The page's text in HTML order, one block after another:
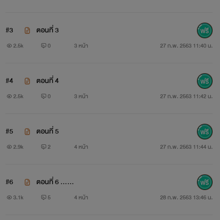
ปอดได้ถนัด
“ขอโทษนะครับ”
เขาขอโทษอีกครั้งก่อนที่แหวกคอเสื้อคลุมออกให้พ้นทาง เพื่อให้
เครื่องฟังเสียงหัวใจได้เข้าไปในเสื้อ
หญิงสาวพยักหน้าน้อย ๆ รู้สึกขนลุกไปทั้งกาย เมื่อโลหะเย็น ๆ
แดงระเรื่อที่พวงแก้ม ยิ่งแต่งแต้มใบหน้าสวยให้ดูอ่อนใสเย้ายวน
#3 ตอนที่ 3
2.5k 0 3 หน้า 27 ก.พ. 2563 11:40 น.
#4 ตอนที่ 4
2.5k 0 3 หน้า 27 ก.พ. 2563 11:42 น.
#5 ตอนที่ 5
2.9k 2 4 หน้า 27 ก.พ. 2563 11:44 น.
#6 ตอนที่ 6 ......
3.1k 5 4 หน้า 28 ก.พ. 2563 13:46 น.